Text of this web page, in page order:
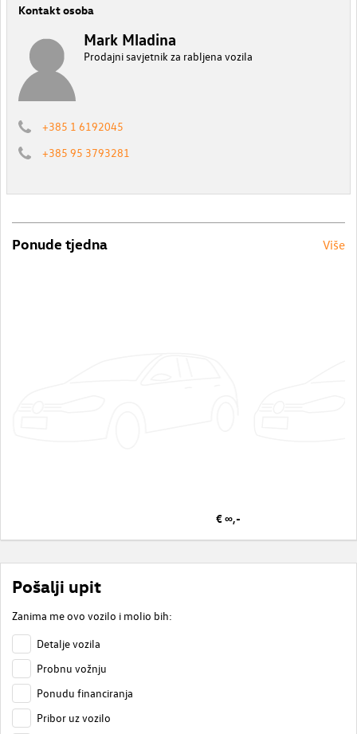
Kontakt osoba
Mark Mladina
Prodajni savjetnik za rabljena vozila
+385 1 6192045
+385 95 3793281
Ponude tjedna Više
€ ∞,-
Pošalji upit
Zanima me ovo vozilo i molio bih:
Detalje vozila
Probnu vožnju
Ponudu financiranja
Pribor uz vozilo